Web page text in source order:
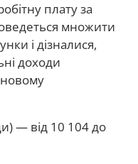
плату за
множити
і дізналися,
доходи
новому
— від 10 104 до